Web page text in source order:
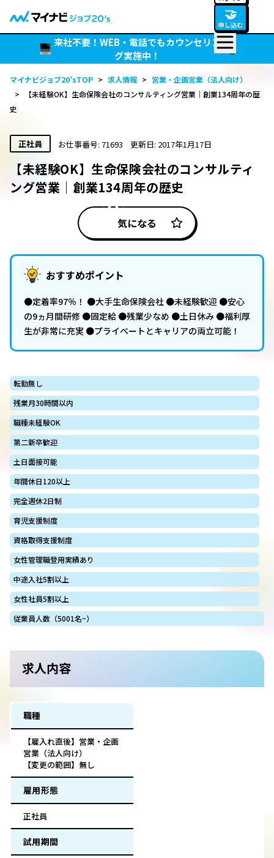
🤝
申し込む
来社不要！WEB・電話でもカウンセリン
グ実施中！
マイナビジョブ20’sTOP > 求人情報 > 営業・企画営業（法人向け）
>
【未経験OK】生命保険会社のコンサルティング営業｜創業134周年の歴
史
正社員 お仕事番号: 71693 更新日: 2017年1月17日
【未経験OK】生命保険会社のコンサルティ
ング営業｜創業134周年の歴史
気になる
おすすめポイント
●定着率97％！ ●大手生命保険会社 ●未経験歓迎 ●安心
の9ヵ月間研修 ●固定給 ●残業少なめ ●土日休み ●福利厚
生が非常に充実 ●プライベートとキャリアの両立可能！
転勤無し
残業月30時間以内
職種未経験OK
第二新卒歓迎
土日面接可能
年間休日120以上
完全週休2日制
育児支援制度
資格取得支援制度
女性管理職登用実績あり
中途入社5割以上
女性社員5割以上
従業員人数（5001名~）
求人内容
職種
【雇入れ直後】営業・企画
営業（法人向け）
【変更の範囲】無し
雇用形態
正社員
試用期間